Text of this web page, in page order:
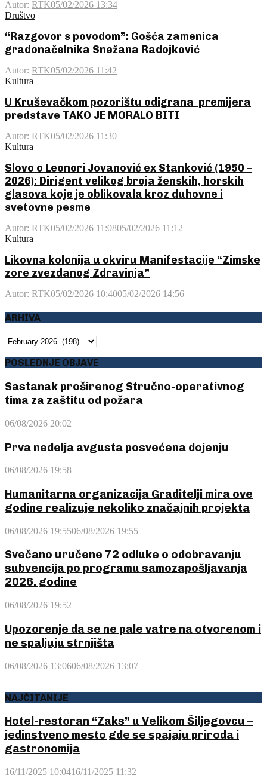
Autor: RTK05/02/2026 13:34
Društvo
“Razgovor s povodom”: Gošća zamenica
gradonačelnika Snežana Radojković
Autor: RTK05/02/2026 11:42
Kultura
U Kruševačkom pozorištu odigrana premijera
predstave TAKO JE MORALO BITI
Autor: RTK05/02/2026 11:30
Kultura
Slovo o Leonori Jovanović ex Stanković (1950 –
2026): Dirigent velikog broja ženskih, horskih
glasova koje je oblikovala kroz duhovne i
svetovne pesme
Autor: RTK05/02/2026 11:0805/02/2026 11:12
Kultura
Likovna kolonija u okviru Manifestacije “Zimske
zore zvezdanog Zdravinja”
Autor: RTK05/02/2026 10:4005/02/2026 14:56
ARHIVA
ARHIVA
POSLEDNJE OBJAVE
Sastanak proširenog Stručno-operativnog
tima za zaštitu od požara
06/08/2026 20:02
Prva nedelja avgusta posvećena dojenju
06/08/2026 19:58
Humanitarna organizacija Graditelji mira ove
godine realizuje nekoliko značajnih projekta
06/08/2026 19:5506/08/2026 19:55
Svečano uručene 72 odluke o odobravanju
subvencija po programu samozapošljavanja
2026. godine
06/08/2026 19:52
Upozorenje da se ne pale vatre na otvorenom i
ne spaljuju strnjišta
06/08/2026 13:0606/08/2026 13:07
NAJČITANIJE
Hotel-restoran “Zaks” u Velikom Šiljegovcu –
jedinstveno mesto gde se spajaju priroda i
gastronomija
16/11/2025 10:0416/11/2025 11:32